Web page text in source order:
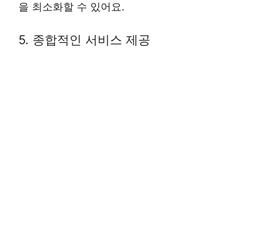
을 최소화할 수 있어요.
5. 종합적인 서비스 제공